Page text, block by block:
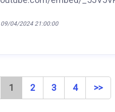
09/04/2024 21:00:00
1 2 3 4 >>